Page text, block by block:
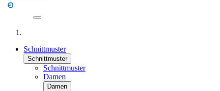
Schnittmuster
Schnittmuster
Schnittmuster
Damen
Damen